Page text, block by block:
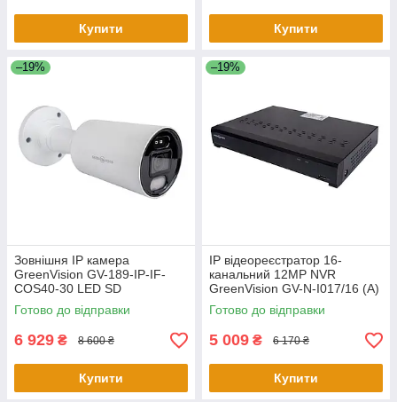
Купити Купити
–19%
Зовнішня IP камера
GreenVision GV-189-IP-IF-
COS40-30 LED SD
Готово до відправки
6 929 ₴ 8 600 ₴
Купити
–19%
IP відеореєстратор 16-
канальний 12MP NVR
GreenVision GV-N-I017/16 (A)
Готово до відправки
5 009 ₴ 6 170 ₴
Купити